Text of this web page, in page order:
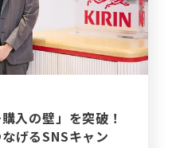
入の壁」を突破！
げるSNSキャン